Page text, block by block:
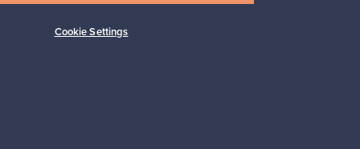
Seuraa meitä
Cookie Settings